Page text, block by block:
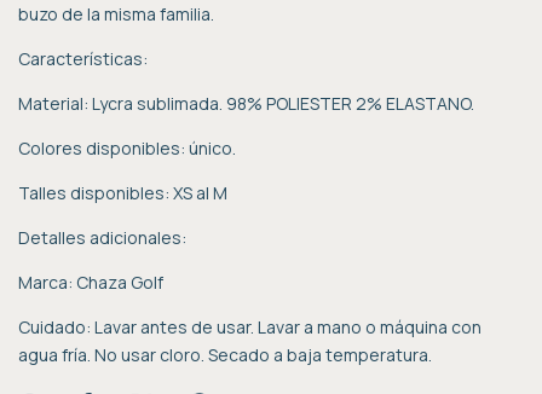
buzo de la misma familia.
Características:
Material: Lycra sublimada. 98% POLIESTER 2% ELASTANO.
Colores disponibles: único.
Talles disponibles: XS al M
Detalles adicionales:
Marca: Chaza Golf
Cuidado: Lavar antes de usar. Lavar a mano o máquina con
agua fría. No usar cloro. Secado a baja temperatura.